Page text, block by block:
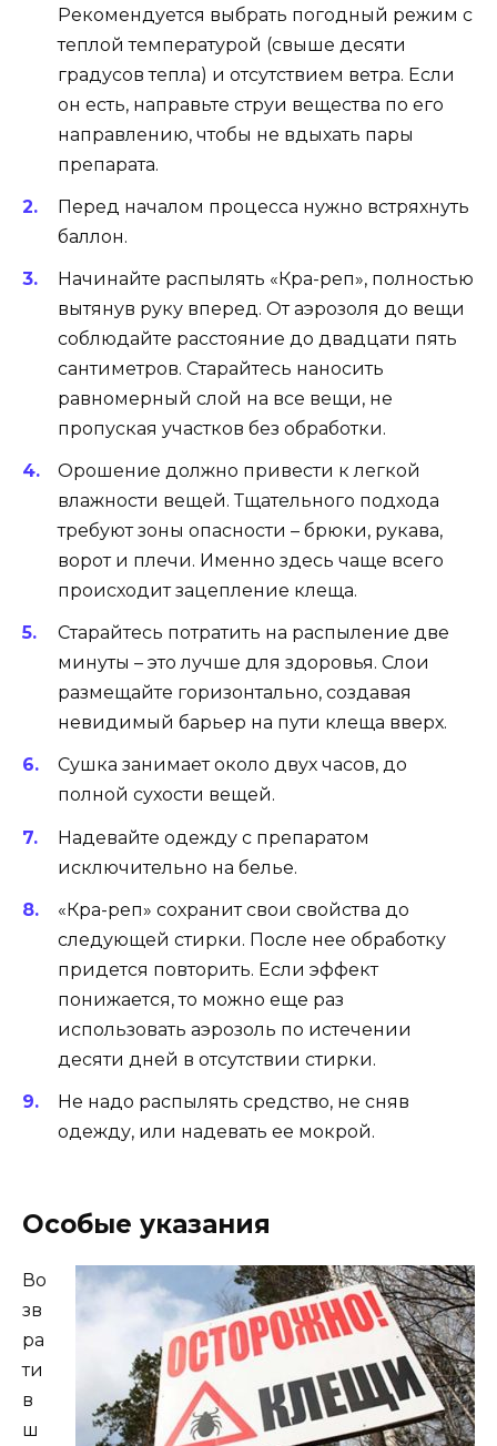
Рекомендуется выбрать погодный режим с
теплой температурой (свыше десяти
градусов тепла) и отсутствием ветра. Если
он есть, направьте струи вещества по его
направлению, чтобы не вдыхать пары
препарата.
Перед началом процесса нужно встряхнуть
баллон.
Начинайте распылять «Кра-реп», полностью
вытянув руку вперед. От аэрозоля до вещи
соблюдайте расстояние до двадцати пять
сантиметров. Старайтесь наносить
равномерный слой на все вещи, не
пропуская участков без обработки.
Орошение должно привести к легкой
влажности вещей. Тщательного подхода
требуют зоны опасности – брюки, рукава,
ворот и плечи. Именно здесь чаще всего
происходит зацепление клеща.
Старайтесь потратить на распыление две
минуты – это лучше для здоровья. Слои
размещайте горизонтально, создавая
невидимый барьер на пути клеща вверх.
Сушка занимает около двух часов, до
полной сухости вещей.
Надевайте одежду с препаратом
исключительно на белье.
«Кра-реп» сохранит свои свойства до
следующей стирки. После нее обработку
придется повторить. Если эффект
понижается, то можно еще раз
использовать аэрозоль по истечении
десяти дней в отсутствии стирки.
Не надо распылять средство, не сняв
одежду, или надевать ее мокрой.
Особые указания
Во
зв
ра
ти
в
ш